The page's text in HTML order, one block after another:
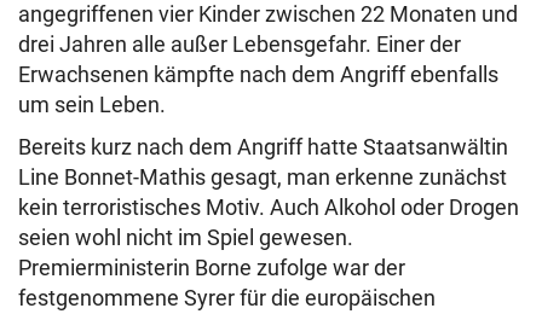
angegriffenen vier Kinder zwischen 22 Monaten und
drei Jahren alle außer Lebensgefahr. Einer der
Erwachsenen kämpfte nach dem Angriff ebenfalls
um sein Leben.
Bereits kurz nach dem Angriff hatte Staatsanwältin
Line Bonnet-Mathis gesagt, man erkenne zunächst
kein terroristisches Motiv. Auch Alkohol oder Drogen
seien wohl nicht im Spiel gewesen.
Premierministerin Borne zufolge war der
festgenommene Syrer für die europäischen